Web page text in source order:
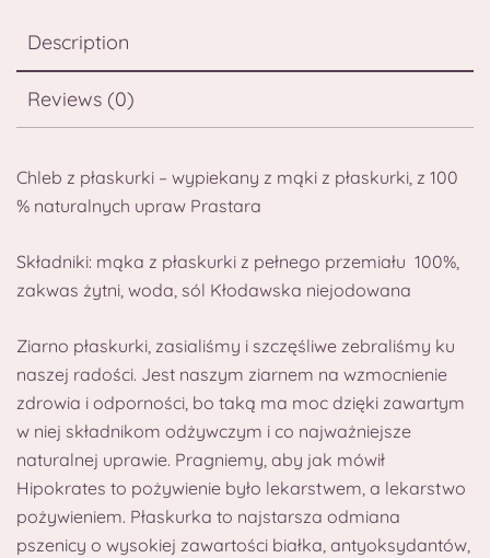
Description
Reviews (0)
Chleb z płaskurki – wypiekany z mąki z płaskurki, z 100
% naturalnych upraw Prastara
Składniki: mąka z płaskurki z pełnego przemiału 100%,
zakwas żytni, woda, sól Kłodawska niejodowana
Ziarno płaskurki, zasialiśmy i szczęśliwe zebraliśmy ku
naszej radości. Jest naszym ziarnem na wzmocnienie
zdrowia i odporności, bo taką ma moc dzięki zawartym
w niej składnikom odżywczym i co najważniejsze
naturalnej uprawie. Pragniemy, aby jak mówił
Hipokrates to pożywienie było lekarstwem, a lekarstwo
pożywieniem. Płaskurka to najstarsza odmiana
pszenicy o wysokiej zawartości białka, antyoksydantów,